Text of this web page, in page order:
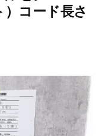
）コード長さ